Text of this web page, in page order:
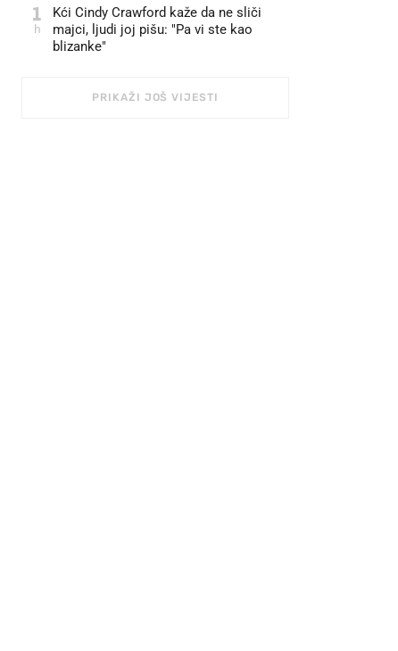
1
h
Kći Cindy Crawford kaže da ne sliči
majci, ljudi joj pišu: "Pa vi ste kao
blizanke"
PRIKAŽI JOŠ VIJESTI